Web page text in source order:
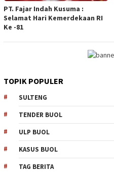
PT. Fajar Indah Kusuma :
Selamat Hari Kemerdekaan RI
Ke -81
TOPIK POPULER
SULTENG
TENDER BUOL
ULP BUOL
KASUS BUOL
TAG BERITA